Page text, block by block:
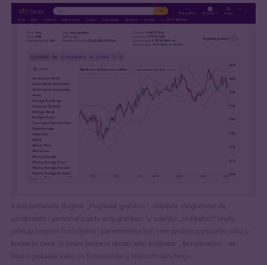
Kada pritisnete dugme „Pogledaj grafikon“, dobijate mogućnost da
pregledate i personalizujete svoj grafikon. U odeljku „Indikatori“ imate
pristup brojnim funkcijama i parametrima koji vam pružaju potpuniju sliku o
kretanju cene. U ovom primeru dodali smo indikator „Acceleration“ da
bismo pokazali kako on funkcioniše u realnom okruženju.